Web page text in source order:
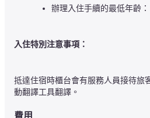
辦理入住手續的最低年齡
入住特別注意事項：
抵達住宿時櫃台會有服務人員接待旅
動翻譯工具翻譯。
費用